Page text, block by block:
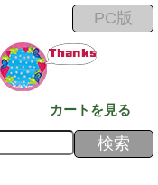
カートを見る